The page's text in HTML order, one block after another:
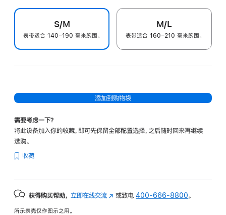
S/M
表带适合 140–190 毫米腕围。
M/L
表带适合 160–210 毫米腕围。
添加到购物袋
需要考虑一下？
将此设备加入你的收藏，即可先保留全部配置选择，之后随时回来再继续
选购。
收藏
获得购买帮助， 立即在线交流 (在 或致电400-666-8800 。
所示表壳仅作图示之用。